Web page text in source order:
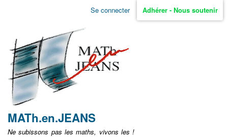
Aller
non
identifié
Se connecter Adhérer - Nous soutenir
MATh.en.JEANS
Ne subissons pas les maths, vivons les !